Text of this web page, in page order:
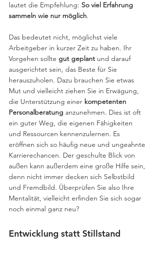
lautet die Empfehlung: So viel Erfahrung
sammeln wie nur möglich.
Das bedeutet nicht, möglichst viele
Arbeitgeber in kurzer Zeit zu haben. Ihr
Vorgehen sollte gut geplant und darauf
ausgerichtet sein, das Beste für Sie
herauszuholen. Dazu brauchen Sie etwas
Mut und vielleicht ziehen Sie in Erwägung,
die Unterstützung einer kompetenten
Personalberatung anzunehmen. Dies ist oft
ein guter Weg, die eigenen Fähigkeiten
und Ressourcen kennenzulernen. Es
eröffnen sich so häufig neue und ungeahnte
Karrierechancen. Der geschulte Blick von
außen kann außerdem eine große Hilfe sein,
denn nicht immer decken sich Selbstbild
und Fremdbild. Überprüfen Sie also Ihre
Mentalität, vielleicht erfinden Sie sich sogar
noch einmal ganz neu?
Entwicklung statt Stillstand